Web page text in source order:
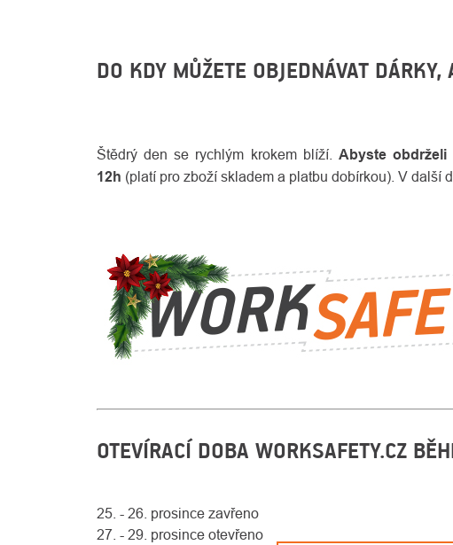
DO KDY MŮŽETE OBJEDNÁVAT
Štědrý den se rychlým krokem blíží. Abyste
12h (platí pro zboží skladem a platbu dobírkou). V další
OTEVÍRACÍ DOBA WORKSAFETY.CZ
25. - 26. prosince zavřeno
27. - 29. prosince otevřeno